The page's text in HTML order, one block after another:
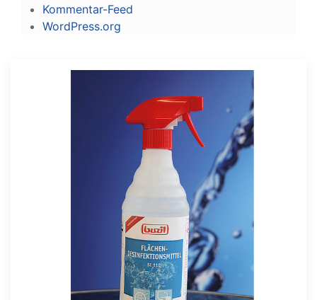
Kommentar-Feed
WordPress.org